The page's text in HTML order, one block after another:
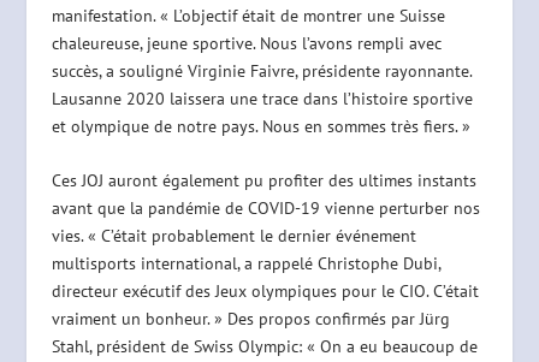
manifestation. « L’objectif était de montrer une Suisse
chaleureuse, jeune sportive. Nous l’avons rempli avec
succès, a souligné Virginie Faivre, présidente rayonnante.
Lausanne 2020 laissera une trace dans l’histoire sportive
et olympique de notre pays. Nous en sommes très fiers. »
Ces JOJ auront également pu profiter des ultimes instants
avant que la pandémie de COVID-19 vienne perturber nos
vies. « C’était probablement le dernier événement
multisports international, a rappelé Christophe Dubi,
directeur exécutif des Jeux olympiques pour le CIO. C’était
vraiment un bonheur. » Des propos confirmés par Jürg
Stahl, président de Swiss Olympic: « On a eu beaucoup de